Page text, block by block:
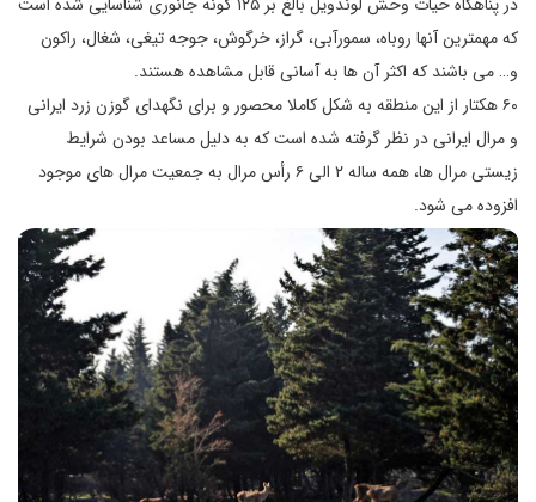
در پناهگاه حیات وحش لوندویل بالغ بر ۱۲۵ گونه جانوری شناسایی شده است
که مهمترین آنها روباه، سمورآبی، گراز، خرگوش، جوجه تیغی، شغال، راکون
و… می باشند که اکثر آن ها به آسانی قابل مشاهده هستند.
۶۰ هکتار از این منطقه به شکل کاملا محصور و برای نگهدای گوزن زرد ایرانی
و مرال ایرانی در نظر گرفته شده است که به دلیل مساعد بودن شرایط
زیستی مرال ها، همه ساله ۲ الی ۶ رأس مرال به جمعیت مرال های موجود
افزوده می شود.